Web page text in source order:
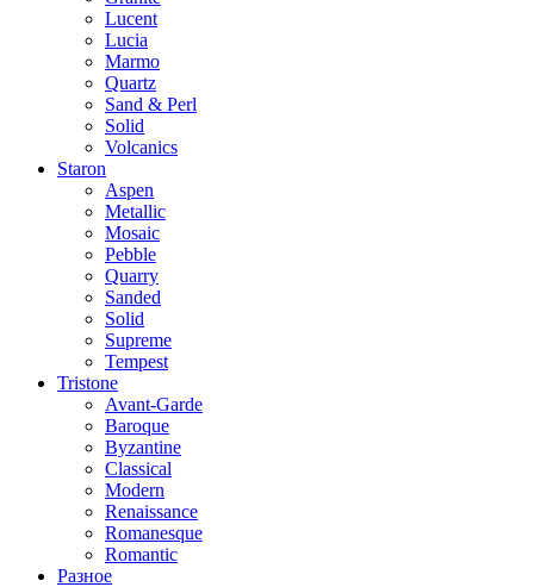
Lucent
Lucia
Marmo
Quartz
Sand & Perl
Solid
Volcanics
Staron
Aspen
Metallic
Mosaic
Pebble
Quarry
Sanded
Solid
Supreme
Tempest
Tristone
Avant-Garde
Baroque
Byzantine
Classical
Modern
Renaissance
Romanesque
Romantic
Разное